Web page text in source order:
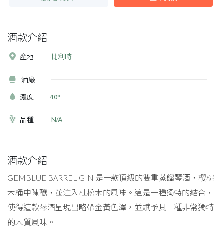
酒款介紹
產地 比利時
酒廠
濃度 40°
品種 N/A
酒款介紹
GEMBLUE BARREL GIN 是一款頂級的雙重蒸餾琴酒，櫻桃
木桶中陳釀，並注入杜松木的風味。這是一種獨特的結合，
使得這款琴酒呈現出略帶金黃色澤，並賦予其一種非常獨特
的木質風味。